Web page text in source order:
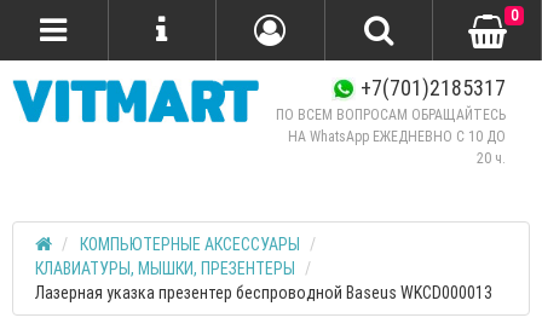
+7(701)2185317
ПО ВСЕМ ВОПРОСАМ ОБРАЩАЙТЕСЬ
НА WhatsApp ЕЖЕДНЕВНО C 10 ДО
20 ч.
0
КОМПЬЮТЕРНЫЕ АКСЕССУАРЫ
КЛАВИАТУРЫ, МЫШКИ, ПРЕЗЕНТЕРЫ
Лазерная указка презентер беспроводной Baseus WKCD000013